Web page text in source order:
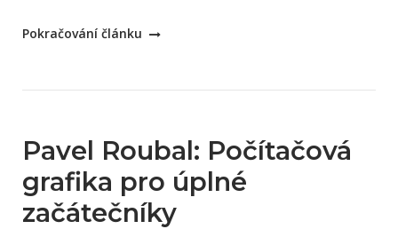
„Sandee
Pokračování článku
Pavel Roubal: Počítačová
grafika pro úplné
začátečníky